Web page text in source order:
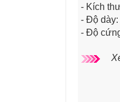
- Kích
- Độ dày:
- Độ